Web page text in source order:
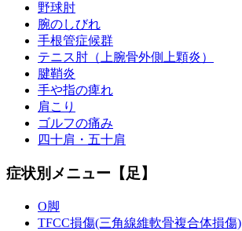
野球肘
腕のしびれ
手根管症候群
テニス肘（上腕骨外側上顆炎）
腱鞘炎
手や指の痺れ
肩こり
ゴルフの痛み
四十肩・五十肩
症状別メニュー【足】
O脚
TFCC損傷(三角線維軟骨複合体損傷)